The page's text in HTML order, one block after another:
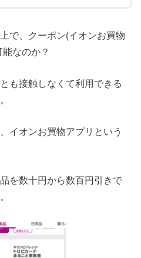
で、クーポン(イオンお買物
なのか？
も接触しなくて利用できる
イオンお買物アプリという
を数十円から数百円引きで